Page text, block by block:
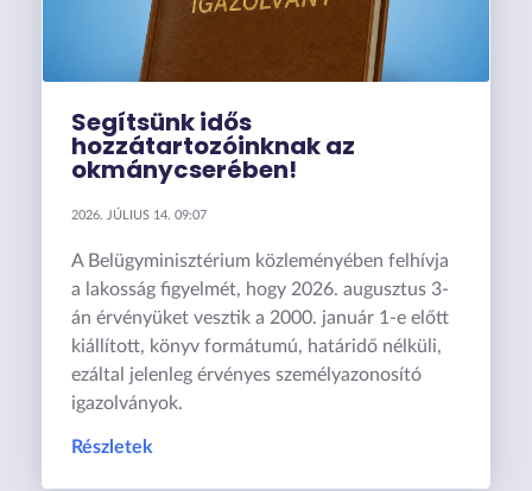
Segítsünk idős
hozzátartozóinknak az
okmánycserében!
2026. JÚLIUS 14. 09:07
A Belügyminisztérium közleményében felhívja
a lakosság figyelmét, hogy 2026. augusztus 3-
án érvényüket vesztik a 2000. január 1-e előtt
kiállított, könyv formátumú, határidő nélküli,
ezáltal jelenleg érvényes személyazonosító
igazolványok.
Részletek